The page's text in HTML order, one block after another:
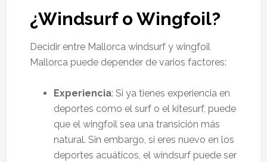
¿Windsurf o Wingfoil?
Decidir entre Mallorca windsurf y wingfoil
Mallorca puede depender de varios factores:
Experiencia: Si ya tienes experiencia en
deportes como el surf o el kitesurf, puede
que el wingfoil sea una transición más
natural. Sin embargo, si eres nuevo en los
deportes acuáticos, el windsurf puede ser